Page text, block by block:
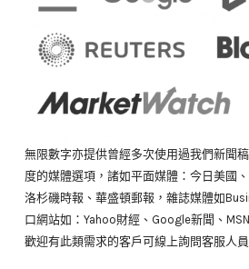
無限數字亦提供曾經多次使用過我們新聞
度的媒體選項，諸如平面媒體：今日美國
洛杉磯時報、華盛頓郵報，雜誌媒體如
口網站如：Yahoo財經、Google新聞、
歡迎有此類需求的客戶可線上詢問客服人員